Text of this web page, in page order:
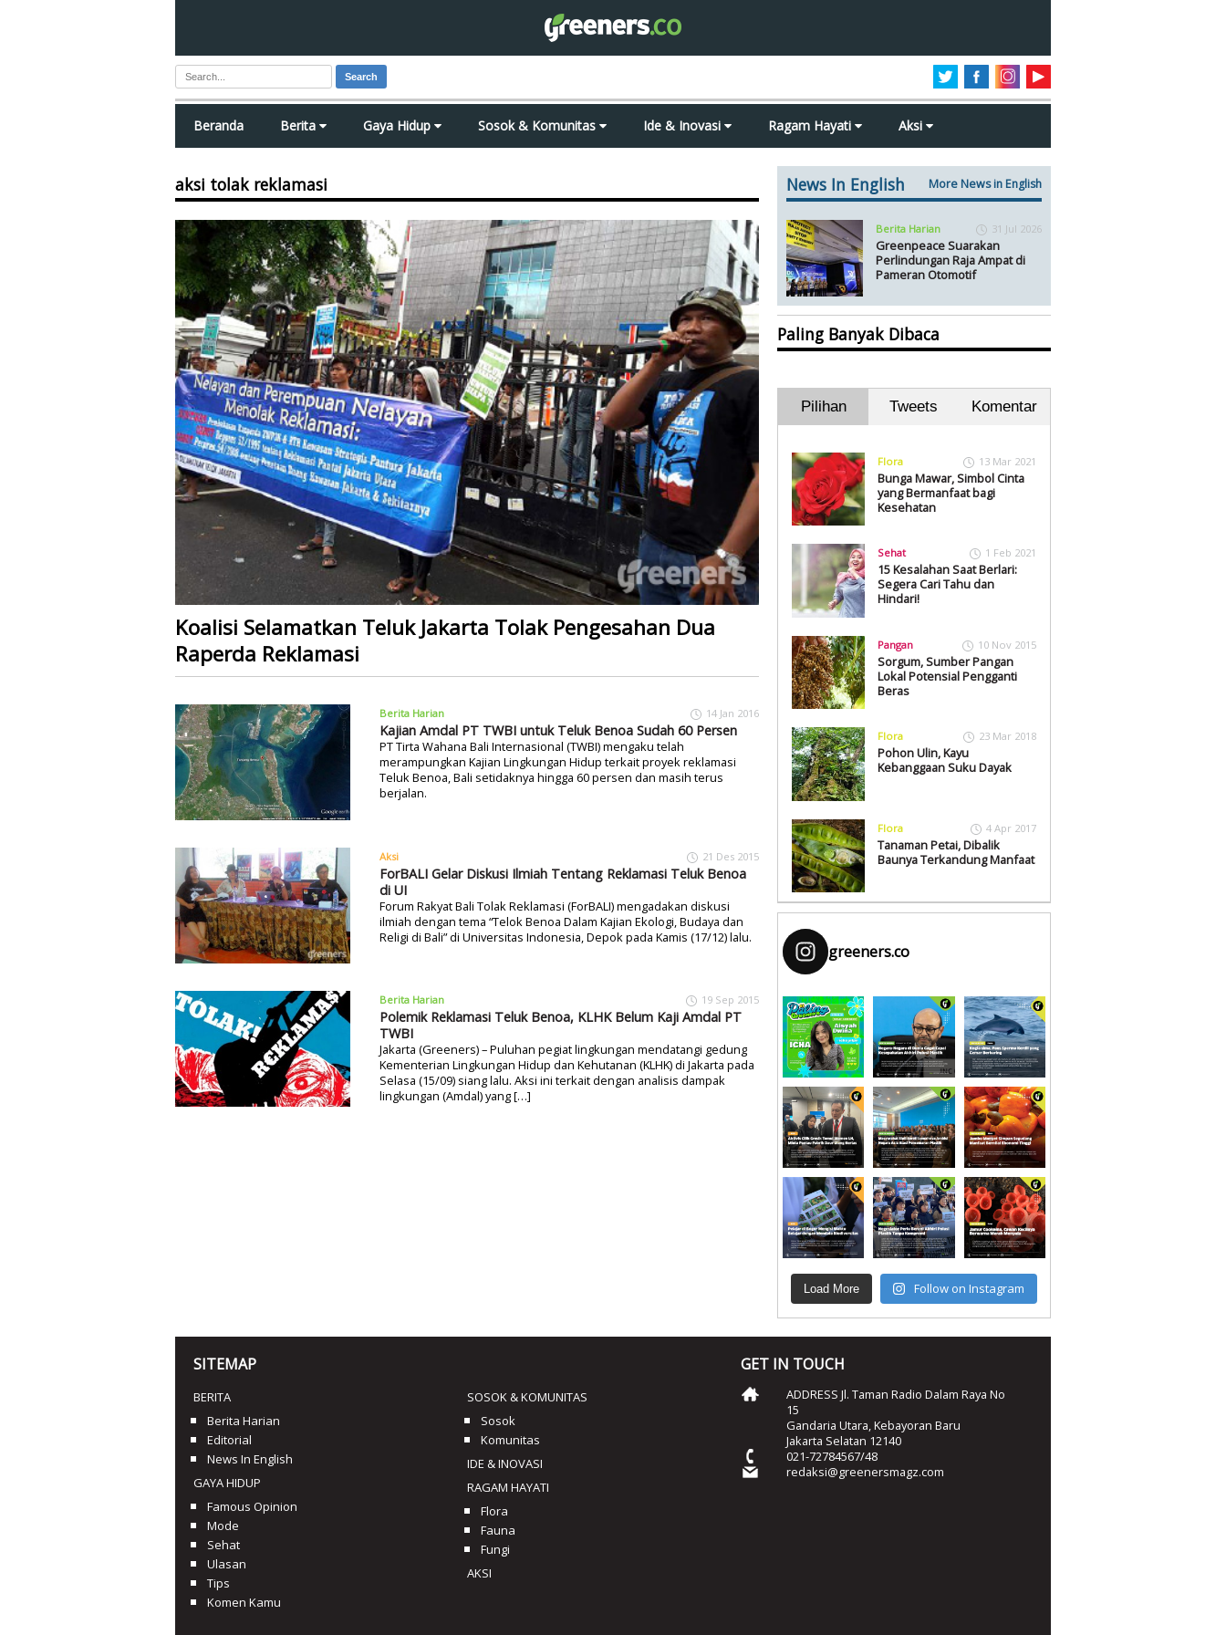
Search
Beranda Berita Gaya Hidup Sosok & Komunitas Ide & Inovasi Ragam Hayati Aksi
aksi tolak reklamasi
Koalisi Selamatkan Teluk Jakarta Tolak Pengesahan Dua
Raperda Reklamasi
Berita Harian 14 Jan 2016
Kajian Amdal PT TWBI untuk Teluk Benoa Sudah 60 Persen
PT Tirta Wahana Bali Internasional (TWBI) mengaku telah
merampungkan Kajian Lingkungan Hidup terkait proyek reklamasi
Teluk Benoa, Bali setidaknya hingga 60 persen dan masih terus
berjalan.
Aksi 21 Des 2015
ForBALI Gelar Diskusi Ilmiah Tentang Reklamasi Teluk Benoa
di UI
Forum Rakyat Bali Tolak Reklamasi (ForBALI) mengadakan diskusi
ilmiah dengan tema “Telok Benoa Dalam Kajian Ekologi, Budaya dan
Religi di Bali” di Universitas Indonesia, Depok pada Kamis (17/12) lalu.
Berita Harian 19 Sep 2015
Polemik Reklamasi Teluk Benoa, KLHK Belum Kaji Amdal PT
TWBI
Jakarta (Greeners) – Puluhan pegiat lingkungan mendatangi gedung
Kementerian Lingkungan Hidup dan Kehutanan (KLHK) di Jakarta pada
Selasa (15/09) siang lalu. Aksi ini terkait dengan analisis dampak
lingkungan (Amdal) yang […]
News In English More News in English
Berita Harian 31 Jul 2026
Greenpeace Suarakan
Perlindungan Raja Ampat di
Pameran Otomotif
Paling Banyak Dibaca
Pilihan Tweets Komentar
Flora 13 Mar 2021
Bunga Mawar, Simbol Cinta
yang Bermanfaat bagi
Kesehatan
Sehat 1 Feb 2021
15 Kesalahan Saat Berlari:
Segera Cari Tahu dan
Hindari!
Pangan 10 Nov 2015
Sorgum, Sumber Pangan
Lokal Potensial Pengganti
Beras
Flora 23 Mar 2018
Pohon Ulin, Kayu
Kebanggaan Suku Dayak
Flora 4 Apr 2017
Tanaman Petai, Dibalik
Baunya Terkandung Manfaat
greeners.co
Load More Follow on Instagram
SITEMAP
BERITA
Berita Harian
Editorial
News In English
GAYA HIDUP
Famous Opinion
Mode
Sehat
Ulasan
Tips
Komen Kamu
SOSOK & KOMUNITAS
Sosok
Komunitas
IDE & INOVASI
RAGAM HAYATI
Flora
Fauna
Fungi
AKSI
GET IN TOUCH
ADDRESS Jl. Taman Radio Dalam Raya No
15
Gandaria Utara, Kebayoran Baru
Jakarta Selatan 12140
021-72784567/48
redaksi@greenersmagz.com